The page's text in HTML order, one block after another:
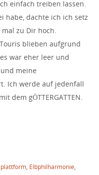
einfach treiben lassen.
habe, dachte ich ich setz
zu Dir hoch.
blieben aufgrund
war eher leer und
meine
Ich werde auf jedenfall
dem gÖTTERGATTEN.
, Elbphilharmonie,